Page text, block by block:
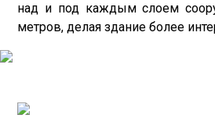
над и под каждым слоем
метров, делая здание более